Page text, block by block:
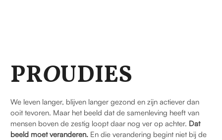
PROUDIES
We leven langer, blijven langer gezond en zijn actiever dan
ooit tevoren. Maar het beeld dat de samenleving heeft van
mensen boven de zestig loopt daar nog ver op achter. Dat
beeld moet veranderen. En die verandering begint niet bij de